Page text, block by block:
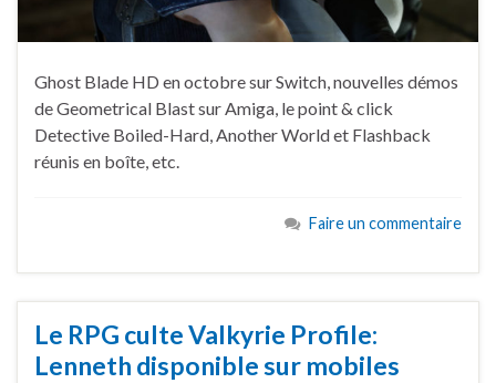
Ghost Blade HD en octobre sur Switch, nouvelles démos
de Geometrical Blast sur Amiga, le point & click
Detective Boiled-Hard, Another World et Flashback
réunis en boîte, etc.
Faire un commentaire
Le RPG culte Valkyrie Profile:
Lenneth disponible sur mobiles